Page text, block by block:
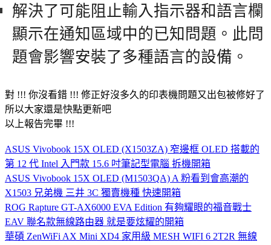
解決了可能阻止輸入指示器和語言欄
顯示在通知區域中的已知問題。 此問
題會影響安裝了多種語言的設備。
對 !!! 你沒看錯 !!! 修正好沒多久的印表機問題又出包被修好了
所以大家還是快點更新吧
以上報告完畢 !!!
ASUS Vivobook 15X OLED (X1503ZA) 窄邊框 OLED 搭載的
第 12 代 Intel 入門款 15.6 吋筆記型電腦 拆機開箱
ASUS Vivobook 15X OLED (M1503QA) A 粉看到會高潮的
X1503 兄弟機 三井 3C 獨賣機種 快速開箱
ROG Rapture GT-AX6000 EVA Edition 有夠耀眼的福音戰士
EAV 聯名款無線路由器 就是要炫耀的開箱
華碩 ZenWiFi AX Mini XD4 家用級 MESH WIFI 6 2T2R 無線